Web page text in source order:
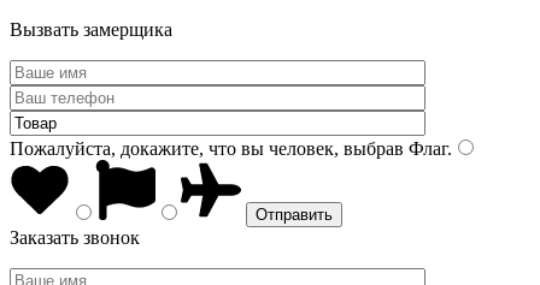
Вызвать замерщика
Пожалуйста, докажите, что вы человек, выбрав Флаг.
Заказать звонок